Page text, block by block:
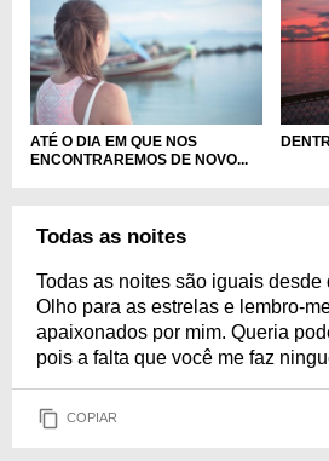
ATÉ O DIA EM QUE NOS
ENCONTRAREMOS DE NOVO...
Todas as noites
Todas as noites são iguais desde
Olho para as estrelas e lembro-
apaixonados por mim. Queria
pois a falta que você me faz
COPIAR